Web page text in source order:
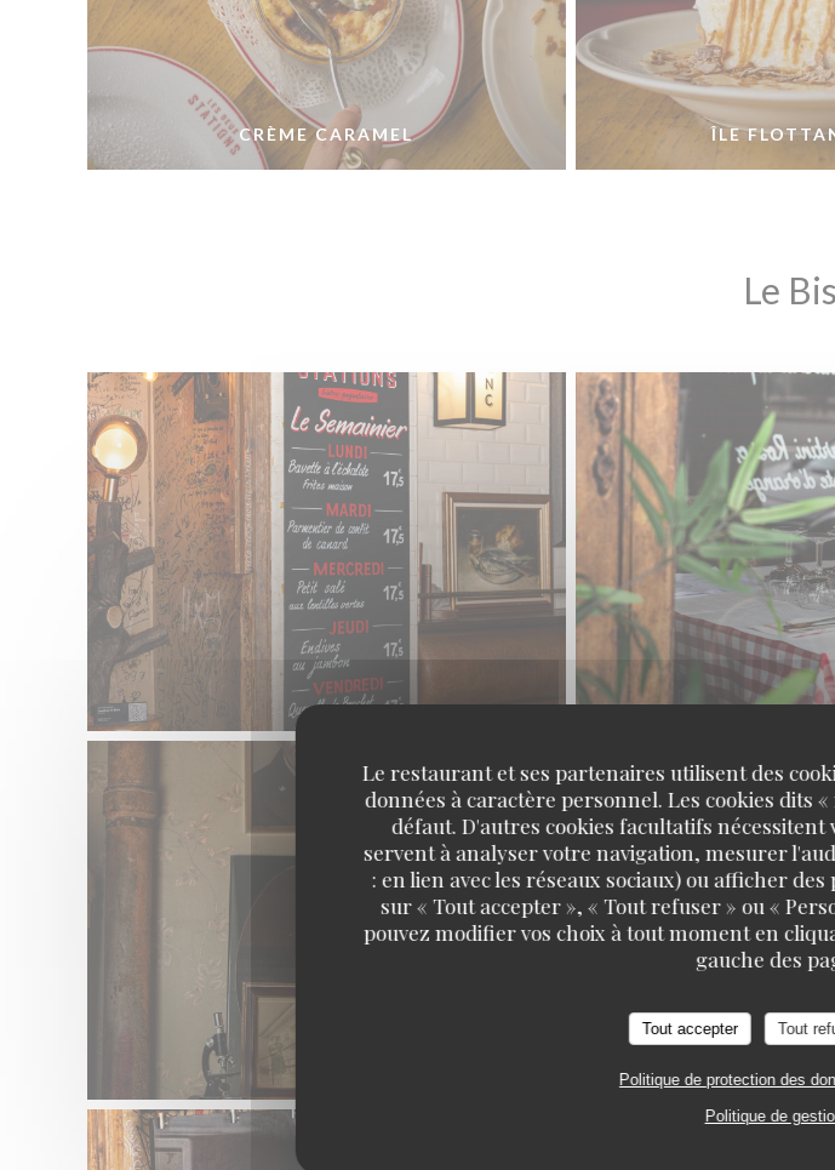
Le restaurant et ses partenaires utilisent des
données à caractère personnel. Les cookies dits
défaut. D'autres cookies facultatifs
servent à analyser votre navigation, mesurer
: en lien avec les réseaux sociaux) ou afficher
sur « Tout accepter », « Tout refuser » ou «
pouvez modifier vos choix à tout moment en
gauche des
Tout accepter Tout
Politique de protection des
Politique de
CRÈME CARAMEL ÎLE
Le